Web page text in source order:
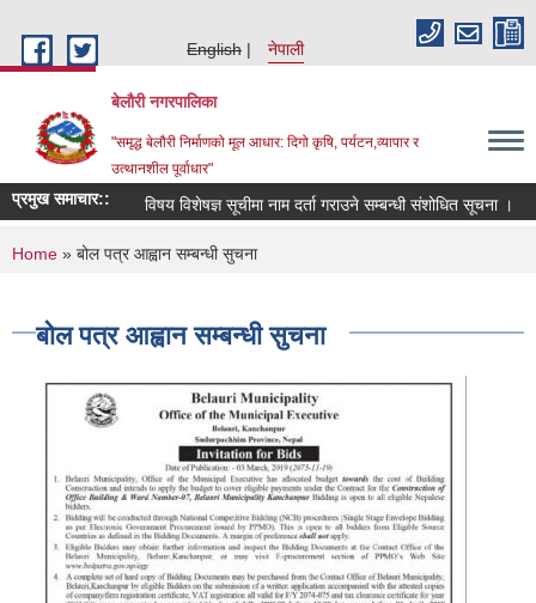
English
नेपाली
बेलौरी नगरपालिका
"समृद्ध बेलौरी निर्माणको मूल आधार: दिगो कृषि, पर्यटन,व्यापार र
उत्थानशील पूर्वाधार"
प्रमुख समाचार::विषय विशेषज्ञ सूचीमा नाम दर्ता गराउने सम्बन्धी संशोधित सूचना ।
You are here
Home » बोल पत्र आह्वान सम्बन्धी सुचना
बोल पत्र आह्वान सम्बन्धी सुचना